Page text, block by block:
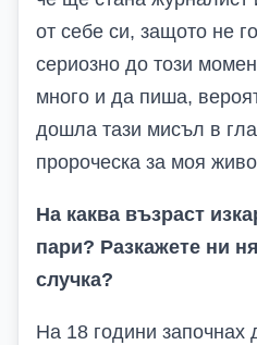
от себе си, защото не
сериозно до този
много и да пиша,
дошла тази мисъл в
пророческа за моя
На каква възраст
пари? Разкажете ни
случка?
На 18 години започнах